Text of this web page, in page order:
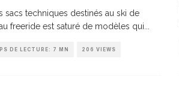
sacs techniques destinés au ski de
freeride est saturé de modèles qui
DE LECTURE: 7 MN 206 VIEWS